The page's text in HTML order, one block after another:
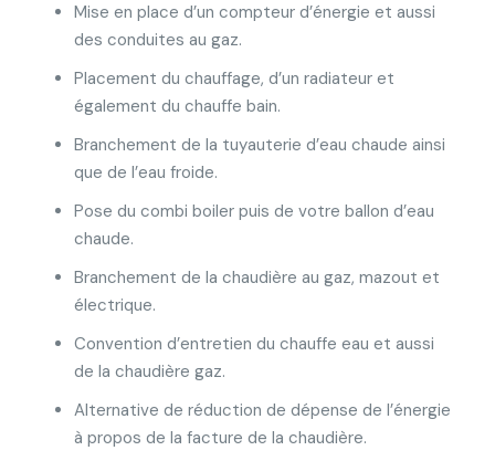
Mise en place d’un compteur d’énergie et aussi
des conduites au gaz.
Placement du chauffage, d’un radiateur et
également du chauffe bain.
Branchement de la tuyauterie d’eau chaude ainsi
que de l’eau froide.
Pose du combi boiler puis de votre ballon d’eau
chaude.
Branchement de la chaudière au gaz, mazout et
électrique.
Convention d’entretien du chauffe eau et aussi
de la chaudière gaz.
Alternative de réduction de dépense de l’énergie
à propos de la facture de la chaudière.